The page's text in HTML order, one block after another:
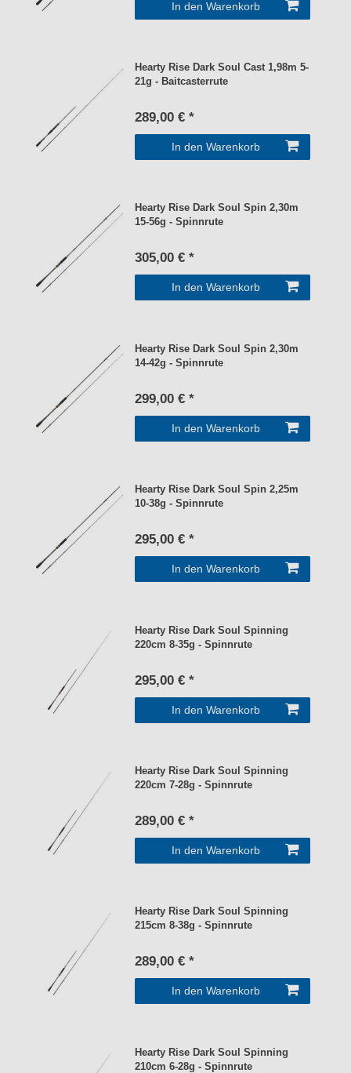
In den Warenkorb
Hearty Rise Dark Soul Cast 1,98m 5-
21g - Baitcasterrute
289,00 € *
In den Warenkorb
Hearty Rise Dark Soul Spin 2,30m
15-56g - Spinnrute
305,00 € *
In den Warenkorb
Hearty Rise Dark Soul Spin 2,30m
14-42g - Spinnrute
299,00 € *
In den Warenkorb
Hearty Rise Dark Soul Spin 2,25m
10-38g - Spinnrute
295,00 € *
In den Warenkorb
Hearty Rise Dark Soul Spinning
220cm 8-35g - Spinnrute
295,00 € *
In den Warenkorb
Hearty Rise Dark Soul Spinning
220cm 7-28g - Spinnrute
289,00 € *
In den Warenkorb
Hearty Rise Dark Soul Spinning
215cm 8-38g - Spinnrute
289,00 € *
In den Warenkorb
Hearty Rise Dark Soul Spinning
210cm 6-28g - Spinnrute